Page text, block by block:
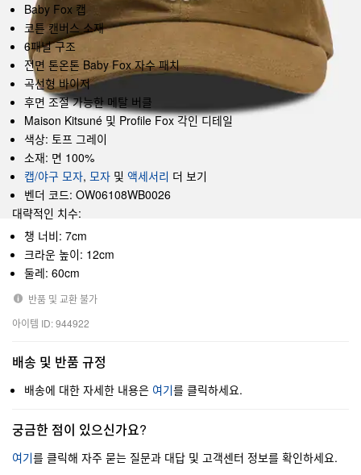
Baby Fox 캡
코튼 캔버스 소재
6패널 구조
전면 톤온톤 Baby Fox 자수 패치
곡선형 바이저
후면 조절 가능한 메탈 버클
Maison Kitsuné 및 Profile Fox 각인 디테일
색상: 토프 그레이
소재: 면 100%
캡/야구 모자, 모자 및 액세서리 더 보기
벤더 코드: OW06108WB0026
대략적인 치수:
챙 너비: 7cm
크라운 높이: 12cm
둘레: 60cm
반품 및 교환 불가
아이템 ID: 944922
배송 및 반품 규정
배송에 대한 자세한 내용은 여기를 클릭하세요.
궁금한 점이 있으신가요?
여기를 클릭해 자주 묻는 질문과 대답 및 고객센터 정보를 확인하세요.